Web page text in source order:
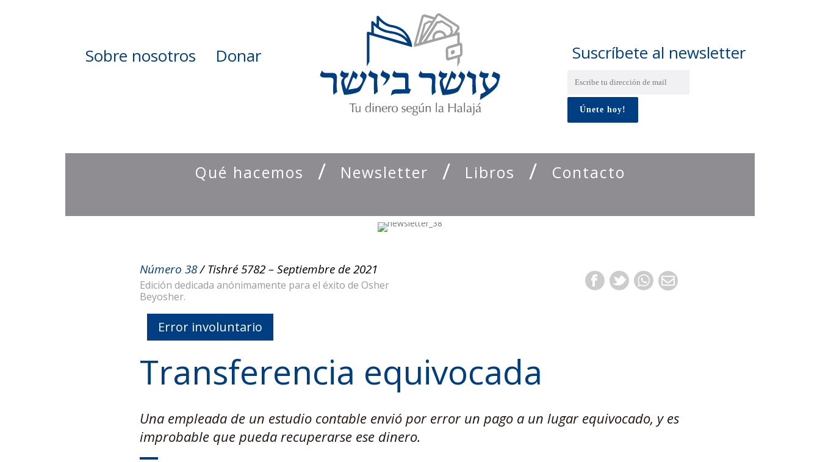
Sobre nosotros Donar Suscríbete al newsletter
Qué hacemos Newsletter Libros Contacto
Número 38/ Tishré 5782 – Septiembre de 2021
Edición dedicada anónimamente para el éxito de Osher
Beyosher.
Error involuntario
Transferencia equivocada
Una empleada de un estudio contable envió por error un pago a un lugar equivocado, y es
improbable que pueda recuperarse ese dinero.